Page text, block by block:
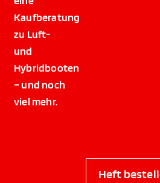
Kaufberatung
zu Luft-
und
Hybridbooten
– und noch
viel mehr.
Heft